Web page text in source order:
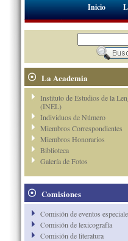
Inicio
La Academia
Instituto de Estudios de la
(INEL)
Individuos de Número
Miembros Correspondientes
Miembros Honorarios
Biblioteca
Galería de Fotos
Comisiones
Comisión de eventos
Comisión de lexicografía
Comisión de literatura